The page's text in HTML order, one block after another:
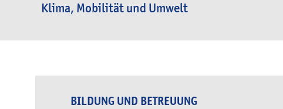
Klima, Mobilität und Umwelt
BILDUNG UND BETREUUNG